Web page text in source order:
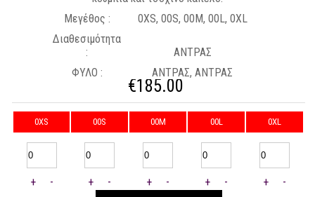
Μεγέθος :
0XS, 00S, 00M, 00L, 0XL
Διαθεσιμότητα
:
ΑΝΤΡΑΣ
ΦΥΛΟ :
ΑΝΤΡΑΣ, ΑΝΤΡΑΣ
€185.00
0XS 00S 00M 00L 0XL
+ - + - + - + - + -